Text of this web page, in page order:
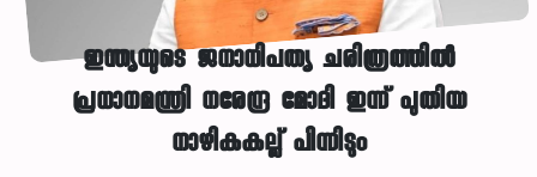
ഇന്ത്യയുടെ ജനാധിപത്യ ചരിത്രത്തില്‍
പ്രധാനമന്ത്രി നരേന്ദ്ര മോദി ഇന്ന് പുതിയ
നാഴികകല്ല് പിന്നിടും